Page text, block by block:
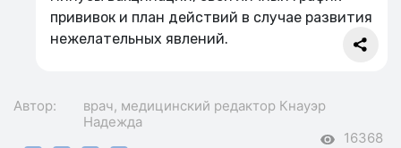
прививок и план действий в случае развития
нежелательных явлений.
Автор: врач, медицинский редактор Кнауэр
Надежда
16368